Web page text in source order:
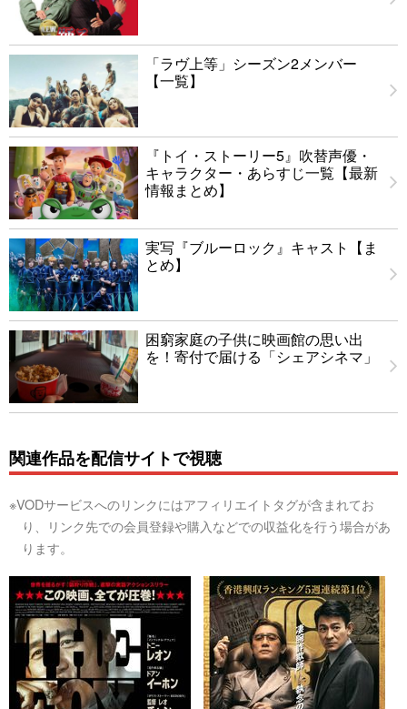
「ラヴ上等」シーズン2メンバー
【一覧】
『トイ・ストーリー5』吹替声優・
キャラクター・あらすじ一覧【最新
情報まとめ】
実写『ブルーロック』キャスト【ま
とめ】
困窮家庭の子供に映画館の思い出
を！寄付で届ける「シェアシネマ」
関連作品を配信サイトで視聴
※VODサービスへのリンクにはアフィリエイトタグが含まれてお
り、リンク先での会員登録や購入などでの収益化を行う場合があ
ります。